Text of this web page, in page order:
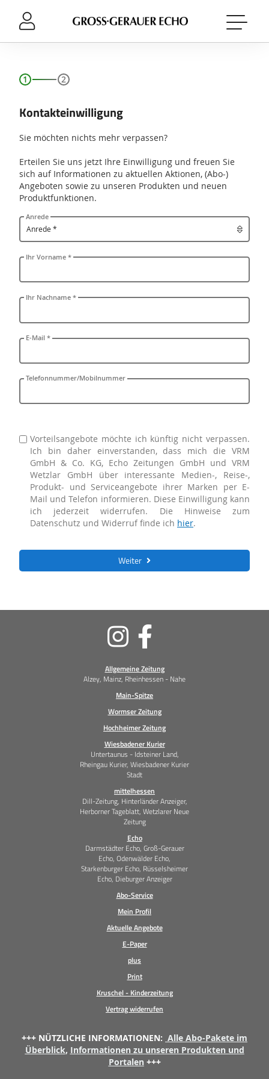
Navigation
Kontakteinwilligung
Sie möchten nichts mehr verpassen?
Erteilen Sie uns jetzt Ihre Einwilligung und freuen Sie
sich auf Informationen zu aktuellen Aktionen, (Abo-)
Angeboten sowie zu unseren Produkten und neuen
Produktfunktionen.
Anrede
Ihr Vorname *
Ihr Nachname *
E-Mail *
Telefonnummer/Mobilnummer
Vorteilsangebote möchte ich künftig nicht verpassen.
Ich bin daher einverstanden, dass mich die VRM
GmbH & Co. KG, Echo Zeitungen GmbH und VRM
Wetzlar GmbH über interessante Medien-, Reise-,
Produkt- und Serviceangebote ihrer Marken per E-
Mail und Telefon informieren. Diese Einwilligung kann
ich jederzeit widerrufen. Die Hinweise zum
Datenschutz und Widerruf finde ich hier.
Weiter
Allgemeine Zeitung
Alzey, Mainz, Rheinhessen - Nahe
Main-Spitze
Wormser Zeitung
Hochheimer Zeitung
Wiesbadener Kurier
Untertaunus - Idsteiner Land,
Rheingau Kurier, Wiesbadener Kurier
Stadt
mittelhessen
Dill-Zeitung, Hinterländer Anzeiger,
Herborner Tageblatt, Wetzlarer Neue
Zeitung
Echo
Darmstädter Echo, Groß-Gerauer
Echo, Odenwälder Echo,
Starkenburger Echo, Rüsselsheimer
Echo, Dieburger Anzeiger
Abo-Service
Mein Profil
Aktuelle Angebote
E-Paper
plus
Print
Kruschel - Kinderzeitung
Vertrag widerrufen
Soziale
Medien
+++ NÜTZLICHE INFORMATIONEN: Alle Abo-Pakete im
Überblick, Informationen zu unseren Produkten und
Portalen +++